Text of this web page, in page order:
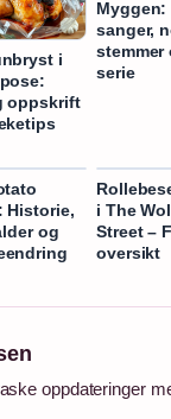
i
oppskrift
sanger,
stemmer
serie
Historie,
og
i The
Street –
oversikt
oppdateringer